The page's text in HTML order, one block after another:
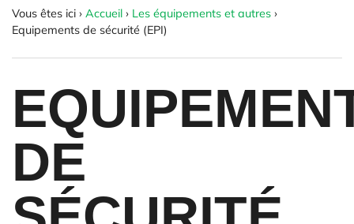
Vous êtes ici › Accueil › Les équipements et autres ›
Equipements de sécurité (EPI)
DE